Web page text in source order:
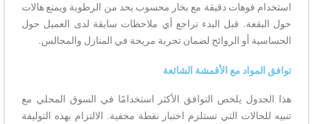
استخدام فوهات دقيقة مع بخار محسوب يحد من الرطوبة ويمنع هالات
حول البقعة. قبل البدء تراجع أي ملاحظات سابقة لدى العميل حول
الحساسية أو الروائح لضمان تجربة مريحة في المنازل والمجالس.
توافق المواد مع الأقمشة الشائعة
هذا الجدول يلخص التوافق الأكثر استخدامًا في السوق المحلي مع
تنبيه للحالات التي تستلزم اختبار نقطة مخفية. الالتزام بهذه التوليفة